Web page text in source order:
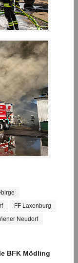
FF Laxenburg
Neudorf
BFK Mödling